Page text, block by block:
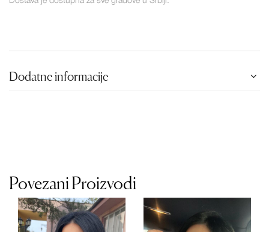
Dodatne informacije
Povezani Proizvodi